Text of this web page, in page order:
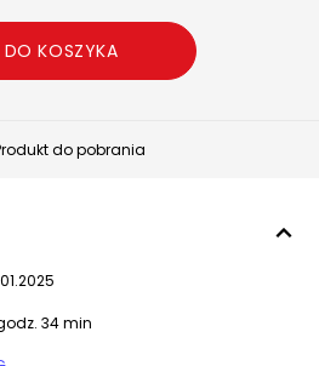
DO KOSZYKA
do pobrania
34 min